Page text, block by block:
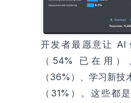
开发者最愿意让 AI
（54% 已在用
（36%）、学习新
（31%）。这些都